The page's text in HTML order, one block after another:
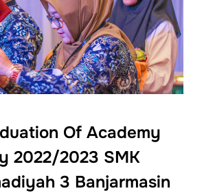
Of Academy
2022/2023 SMK
3 Banjarmasin